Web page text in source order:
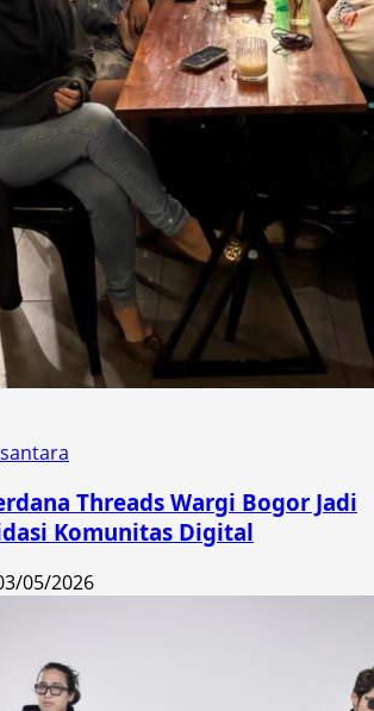
Threads Wargi Bogor Jadi
Komunitas Digital
05/2026